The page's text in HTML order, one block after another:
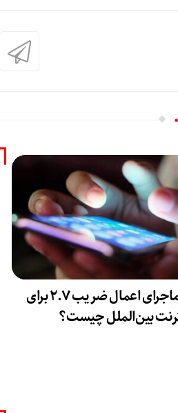
ماجرای اعمال ضریب ۲.۷ برای
بین‌الملل چیست؟